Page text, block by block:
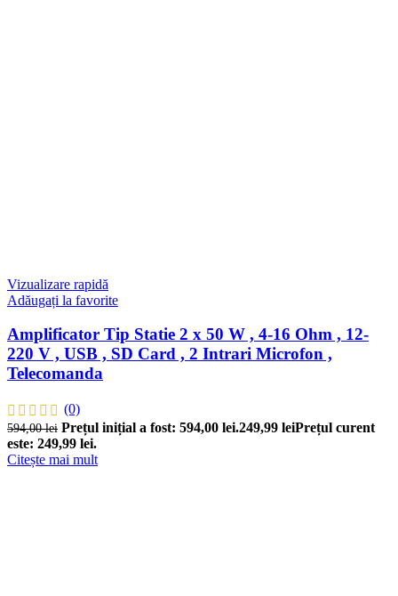
Vizualizare rapidă
Adăugați la favorite
Amplificator Tip Statie 2 x 50 W , 4-16 Ohm , 12-
220 V , USB , SD Card , 2 Intrari Microfon ,
Telecomanda
(0)
594,00lei Prețul inițial a fost: 594,00 lei.249,99 leiPrețul curent
este: 249,99 lei.
Citește mai mult